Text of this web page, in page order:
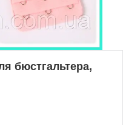
бюстгальтера,